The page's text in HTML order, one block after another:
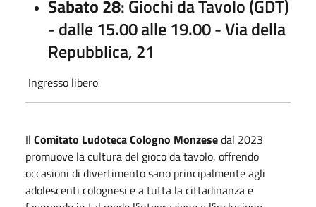
Sabato 28: Giochi da Tavolo (GDT)
- dalle 15.00 alle 19.00 - Via della
Repubblica, 21
Ingresso libero
Il Comitato Ludoteca Cologno Monzesedal 2023
promuove la cultura del gioco da tavolo, offrendo
occasioni di divertimento sano principalmente agli
adolescenti colognesi e a tutta la cittadinanza e